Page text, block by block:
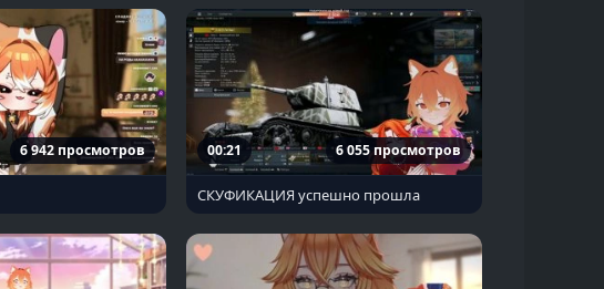
6 942 просмотров 00:21 6 055 просмотров
СКУФИКАЦИЯ успешно прошла